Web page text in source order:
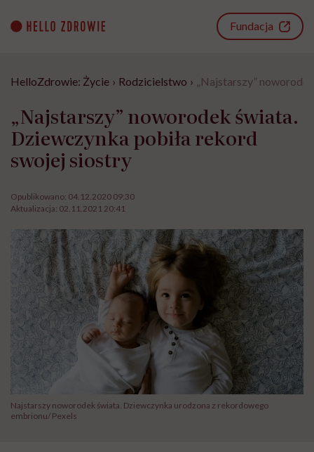
content
Fundacja
HelloZdrowie: Życie › Rodzicielstwo › „Najstarszy”
„Najstarszy” noworodek świata.
Dziewczynka pobiła rekord
swojej siostry
Opublikowano: 04.12.2020 09:30
Aktualizacja: 02.11.2021 20:41
Najstarszy noworodek świata. Dziewczynka urodzona z rekordowego
embrionu/ Pexels